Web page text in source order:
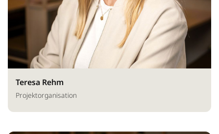
Teresa Rehm
Projektorganisation